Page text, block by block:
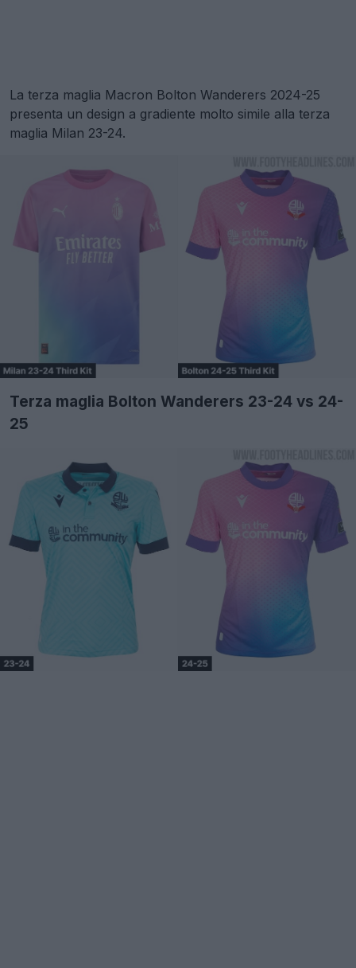
La terza maglia Macron Bolton Wanderers 2024-25
presenta un design a gradiente molto simile alla terza
maglia Milan 23-24.
Terza maglia Bolton Wanderers 23-24 vs 24-
25